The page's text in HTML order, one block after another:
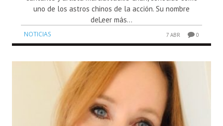
uno de los astros chinos de la acción. Su nombre
deLeer más...
NOTICIAS 7 ABR 0